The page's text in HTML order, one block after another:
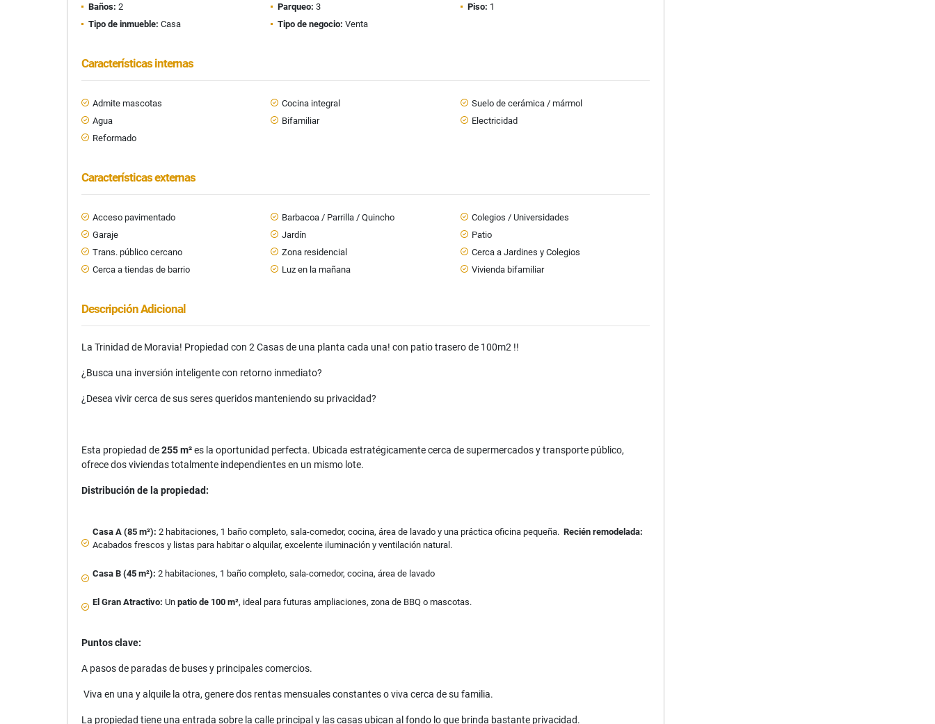
Baños: 2 Parqueo: 3 Piso: 1
Tipo de inmueble: Casa Tipo de negocio: Venta
Características internas
Admite mascotas Cocina integral
Suelo de cerámica / mármol
Agua
Bifamiliar
Electricidad
Reformado
Características externas
Acceso pavimentado Barbacoa / Parrilla / Quincho
Colegios / Universidades
Garaje
Jardín
Patio
Trans. público cercano
Zona residencial
Cerca a Jardines y Colegios
Cerca a tiendas de barrio
Luz en la mañana Vivienda bifamiliar
Descripción Adicional
La Trinidad de Moravia! Propiedad con 2 Casas de una planta cada una! con patio trasero de 100m2 !!
¿Busca una inversión inteligente con retorno inmediato?
¿Desea vivir cerca de sus seres queridos manteniendo su privacidad?
Esta propiedad de255 m²es la oportunidad perfecta. Ubicada estratégicamente cerca de supermercados y transporte público,
ofrece dos viviendas totalmente independientes en un mismo lote.
Distribución de la propiedad:
Casa A (85 m²): 2 habitaciones, 1 baño completo, sala-comedor, cocina, área de lavado y una práctica oficina pequeña. Recién remodelada:
Acabados frescos y listas para habitar o alquilar, excelente iluminación y ventilación natural.
Casa B (45 m²): 2 habitaciones, 1 baño completo, sala-comedor, cocina, área de lavado
El Gran Atractivo: Un patio de 100 m², ideal para futuras ampliaciones, zona de BBQ o mascotas.
Puntos clave:
A pasos de paradas de buses y principales comercios.
Viva en una y alquile la otra, genere dos rentas mensuales constantes o viva cerca de su familia.
La propiedad tiene una entrada sobre la calle principal y las casas ubican al fondo lo que brinda bastante privacidad.